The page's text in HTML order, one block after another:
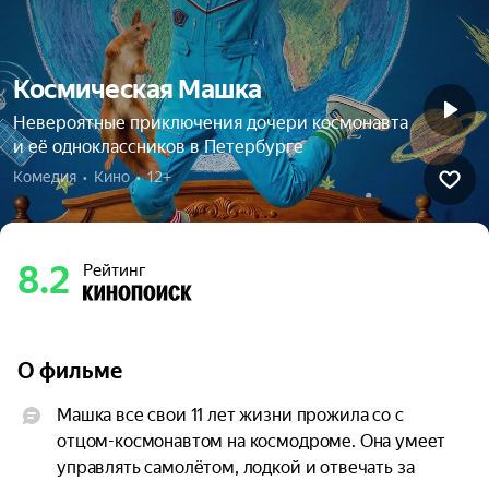
Космическая Машка
Невероятные приключения дочери космонавта
и её одноклассников в Петербурге
Комедия  •  Кино  •  12+
8.2 Рейтинг
О фильме
Машка все свои 11 лет жизни прожила со с
отцом-космонавтом на космодроме. Она умеет
управлять самолётом, лодкой и отвечать за